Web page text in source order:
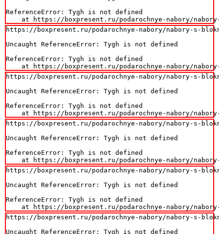
ReferenceError: Tygh is not defined
at https://boxpresent.ru/podarochnye-nabory/
https://boxpresent.ru/podarochnye-nabory/nabory-s-
Uncaught ReferenceError: Tygh is not defined
ReferenceError: Tygh is not defined
at https://boxpresent.ru/podarochnye-nabory/
https://boxpresent.ru/podarochnye-nabory/nabory-s-
Uncaught ReferenceError: Tygh is not defined
ReferenceError: Tygh is not defined
at https://boxpresent.ru/podarochnye-nabory/
https://boxpresent.ru/podarochnye-nabory/nabory-s-
Uncaught ReferenceError: Tygh is not defined
ReferenceError: Tygh is not defined
at https://boxpresent.ru/podarochnye-nabory/
https://boxpresent.ru/podarochnye-nabory/nabory-s-
Uncaught ReferenceError: Tygh is not defined
ReferenceError: Tygh is not defined
at https://boxpresent.ru/podarochnye-nabory/
https://boxpresent.ru/podarochnye-nabory/nabory-s-
Uncaught ReferenceError: Tygh is not defined